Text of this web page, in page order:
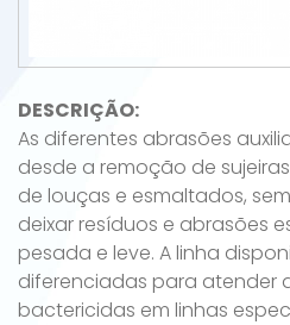
DESCRIÇÃO:
As diferentes abrasões
desde a remoção de
de louças e esmaltados,
deixar resíduos e abrasões
pesada e leve. A linha
diferenciadas para atender
bactericidas em linhas